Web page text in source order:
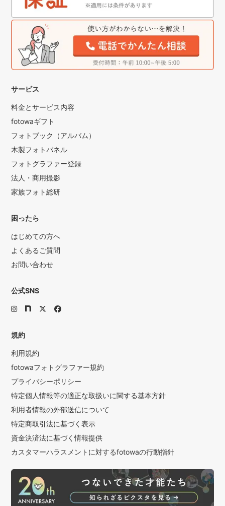
サービス
料金とサービス内容
fotowaギフト
フォトブック（アルバム）
木製フォトパネル
フォトグラファー登録
法人・商用撮影
家族フォト総研
困ったら
はじめての方へ
よくあるご質問
お問い合わせ
公式SNS
規約
利用規約
fotowaフォトグラファー規約
プライバシーポリシー
特定個人情報等の適正な取扱いに関する基本方針
利用者情報の外部送信について
特定商取引法に基づく表示
資金決済法に基づく情報提供
カスタマーハラスメントに対するfotowaの行動指針